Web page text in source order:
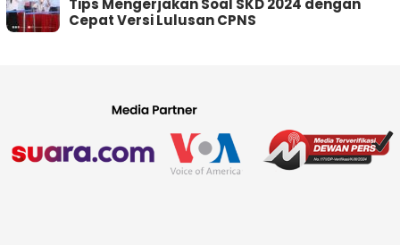
Tips Mengerjakan Soal SKD 2024 dengan
Cepat Versi Lulusan CPNS